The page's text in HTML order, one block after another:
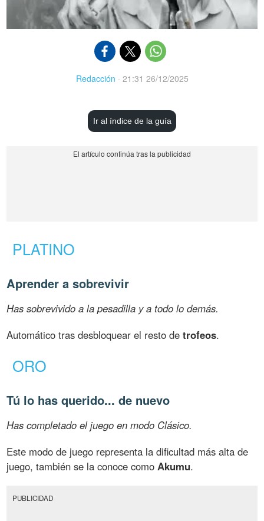
Redacción · 21:31 26/12/2025
Ir al índice de la guía
PLATINO
Aprender a sobrevivir
Has sobrevivido a la pesadilla y a todo lo demás.
Automático tras desbloquear el resto detrofeos.
ORO
Tú lo has querido... de nuevo
Has completado el juego en modo Clásico.
Este modo de juego representa la dificultad más alta de
juego, también se la conoce como Akumu.
PUBLICIDAD